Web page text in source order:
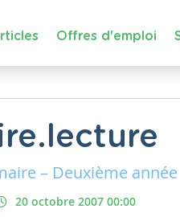
Offres d'emploi
– Deuxième année
20 octobre 2007 00:00